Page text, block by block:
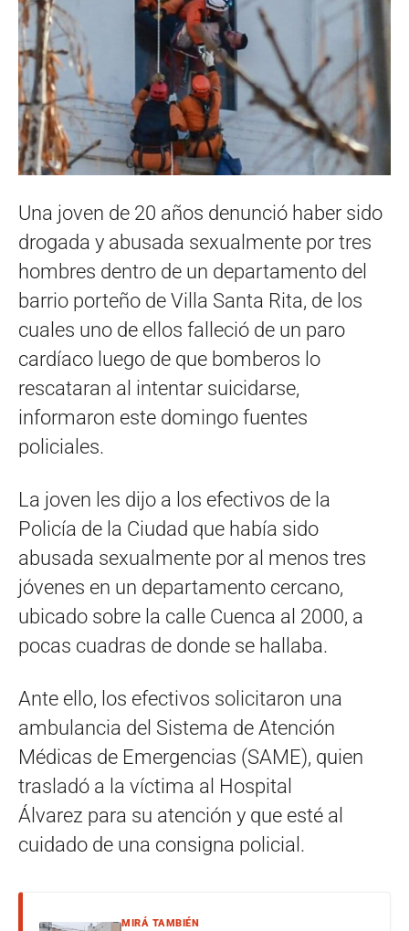
Una joven de 20 años denunció haber sido
drogada y abusada sexualmente por tres
hombres dentro de un departamento del
barrio porteño de Villa Santa Rita, de los
cuales uno de ellos falleció de un paro
cardíaco luego de que bomberos lo
rescataran al intentar suicidarse,
informaron este domingo fuentes
policiales.
La joven les dijo a los efectivos de la
Policía de la Ciudad que había sido
abusada sexualmente por al menos tres
jóvenes en un departamento cercano,
ubicado sobre la calle Cuenca al 2000, a
pocas cuadras de donde se hallaba.
Ante ello, los efectivos solicitaron una
ambulancia del Sistema de Atención
Médicas de Emergencias (SAME), quien
trasladó a la víctima al Hospital
Álvarez para su atención y que esté al
cuidado de una consigna policial.
MIRÁ TAMBIÉN